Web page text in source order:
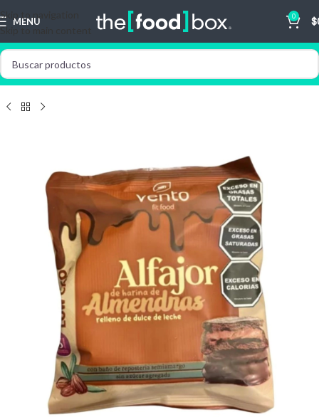
Skip to navigation
Skip to main content
MENU 0 $